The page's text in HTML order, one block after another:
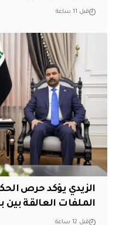
قبل 11 ساعة
الزيدي يؤكد حرص
الملفات العالقة بين
قبل 12 ساعة